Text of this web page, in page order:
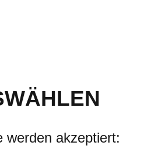
werden akzeptiert: